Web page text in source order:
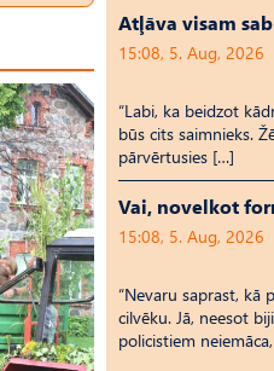
Atļāva visam
15:08, 5. Aug, 2026
“Labi, ka beidzot
būs cits saimnieks.
pārvērtusies […]
Vai, novelkot
15:08, 5. Aug, 2026
“Nevaru saprast, kā
cilvēku. Jā, neesot
policistiem